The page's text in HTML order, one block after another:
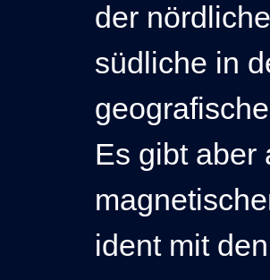
der
südliche in
Es gibt aber
ident mit